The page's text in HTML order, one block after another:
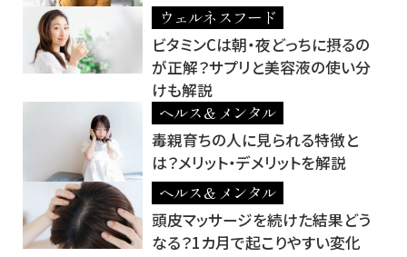
ウェルネスフード
ビタミンCは朝・夜どっちに摂るの
が正解？サプリと美容液の使い分
けも解説
ヘルス＆メンタル
毒親育ちの人に見られる特徴と
は？メリット・デメリットを解説
ヘルス＆メンタル
頭皮マッサージを続けた結果どう
なる？1カ月で起こりやすい変化